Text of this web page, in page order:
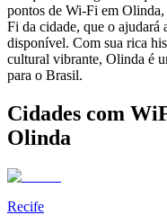
pontos de Wi-Fi em
Fi da cidade, que o ajudará
disponível. Com sua rica
cultural vibrante, Olinda é
para o Brasil.
Cidades com
Olinda
Recife